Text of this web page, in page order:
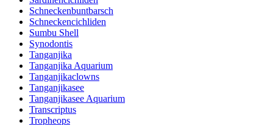
Schneckenbuntbarsch
Schneckencichliden
Sumbu Shell
Synodontis
Tanganjika
Tanganjika Aquarium
Tanganjikaclowns
Tanganjikasee
Tanganjikasee Aquarium
Transcriptus
Tropheops